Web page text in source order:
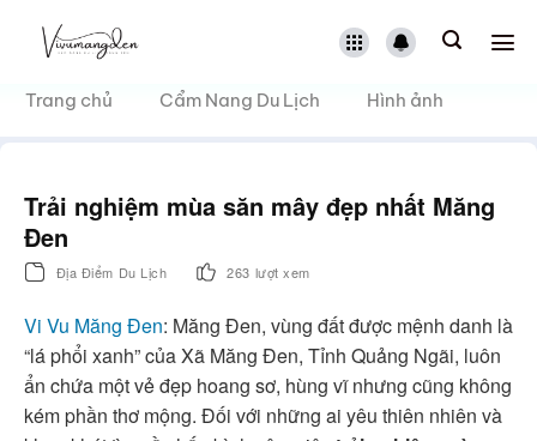
dungTrang chủ Cẩm Nang Du Lịch Hình ảnh
Trải nghiệm mùa săn mây đẹp nhất Măng
Đen
Địa Điểm Du Lịch 263 lượt xem
Vi Vu Măng Đen: Măng Đen, vùng đất được mệnh danh là
“lá phổi xanh” của Xã Măng Đen, Tỉnh Quảng Ngãi, luôn
ẩn chứa một vẻ đẹp hoang sơ, hùng vĩ nhưng cũng không
kém phần thơ mộng. Đối với những ai yêu thiên nhiên và